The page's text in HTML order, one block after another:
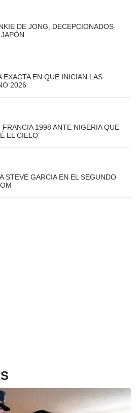
DE JONG, DECEPCIONADOS
EXACTA EN QUE INICIAN LAS
2026
1998 ANTE NIGERIA QUE
EL CIELO”
STEVE GARCIA EN EL SEGUNDO